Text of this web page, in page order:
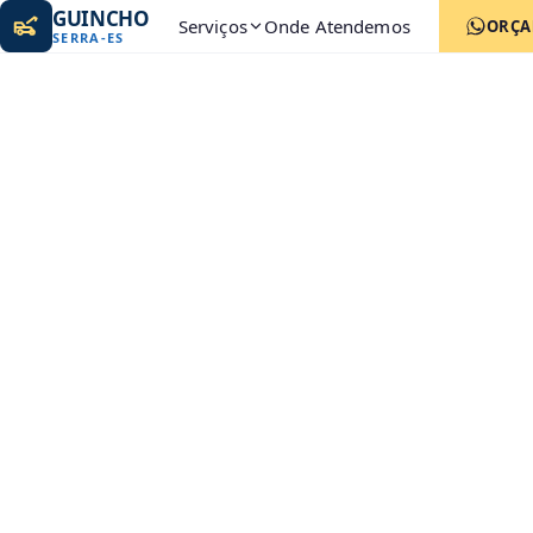
GUINCHO
SERRA-ES Serviços Onde Atendemos